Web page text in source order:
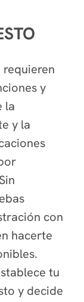
y
la
y la
con
hacerte
tu
y decide